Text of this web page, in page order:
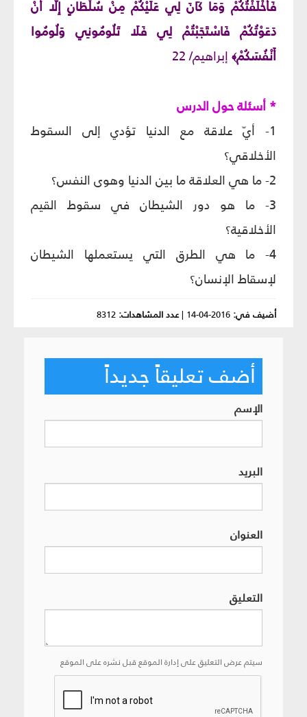
فَأَخْلَفْتُكُمْ وَمَا كَانَ لِي عَلَيْكُمْ مِنْ سُلْطَانٍ إِلَّا أَنْ
دَعَوْتُكُمْ فَاسْتَجَبْتُمْ لِي فَلَا تَلُومُونِي وَلُومُوا
أَنْفُسَكُمْ﴾ إبراهيم/ 22
* أسئلة حول الدرس
1- أيّ علاقة مع الدنيا تؤدي إلى السقوط
الأخلاقي؟
2- ما هي العلاقة ما بين الدنيا وهوى النفس؟
3- ما هو دور الشيطان في سقوط القيم
الأخلاقية؟
4- ما هي الطرق التي يستعملها الشيطان
لإسقاط الإنسان؟
أضيف في: 2016-04-14
|عدد المشاهدات: 8312
أضف تعليقاً جديداً
الإسم
البريد
العنوان
التعليق
سيتم عرض التعليق على إدارة الموقع قبل نشره على الموقع